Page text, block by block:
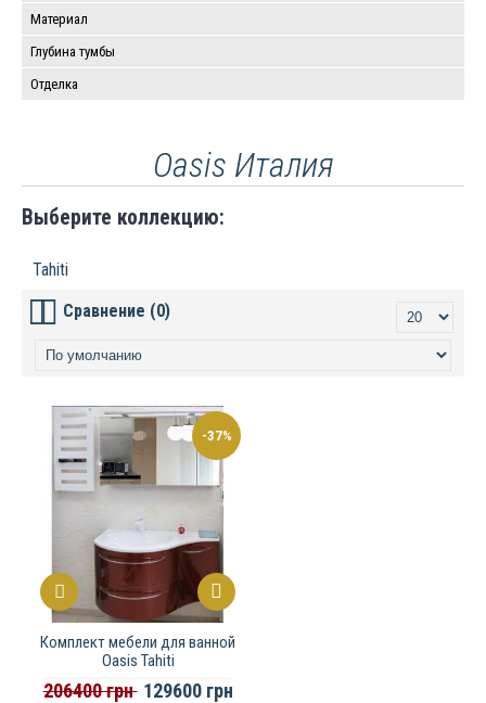
Материал
Глубина тумбы
Отделка
Oasis Италия
Выберите коллекцию:
Tahiti
Сравнение (0)
-37%
Комплект мебели для ванной
Oasis Tahiti
206400 грн 129600 грн